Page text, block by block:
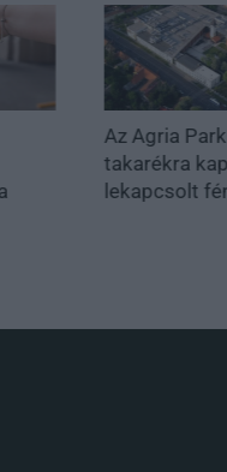
Az Agria
takarékra
lekapcsolt